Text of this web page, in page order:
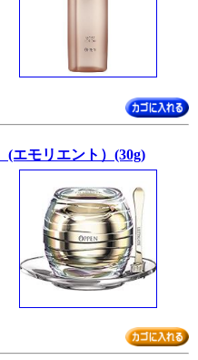
モリエント）(30g)